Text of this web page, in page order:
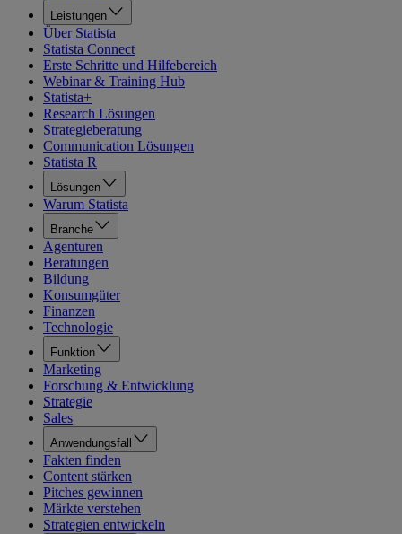
Leistungen
Über Statista
Statista Connect
Erste Schritte und Hilfebereich
Webinar & Training Hub
Statista+
Research Lösungen
Strategieberatung
Communication Lösungen
Statista R
Lösungen
Warum Statista
Branche
Agenturen
Beratungen
Bildung
Konsumgüter
Finanzen
Technologie
Funktion
Marketing
Forschung & Entwicklung
Strategie
Sales
Anwendungsfall
Fakten finden
Content stärken
Pitches gewinnen
Märkte verstehen
Strategien entwickeln